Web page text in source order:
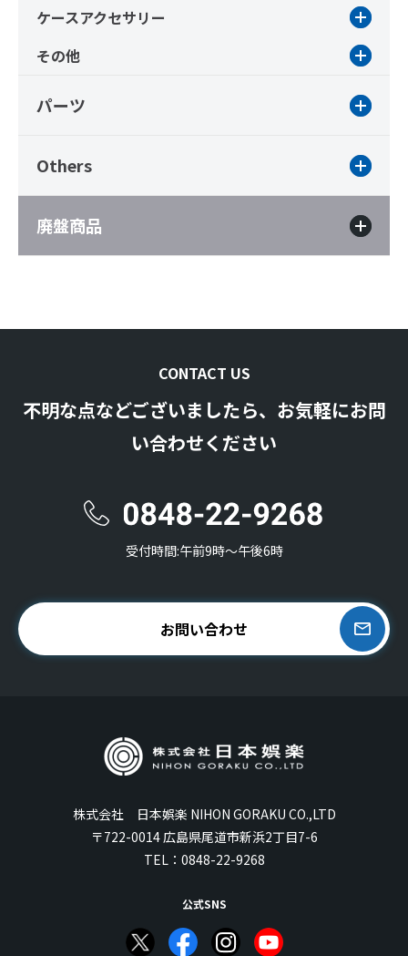
ケースアクセサリー
その他
パーツ
Others
廃盤商品
CONTACT US
不明な点などございましたら、お気軽にお問
い合わせください
受付時間:午前9時〜午後6時
お問い合わせ
株式会社 日本娯楽 NIHON GORAKU CO.,LTD
〒722-0014 広島県尾道市新浜2丁目7-6
TEL： 0848-22-9268
公式SNS